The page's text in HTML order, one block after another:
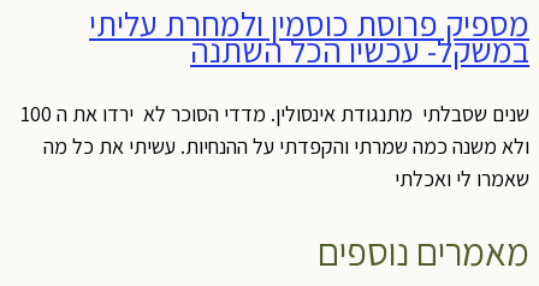
מספיק פרוסת כוסמין ולמחרת עליתי
במשקל- עכשיו הכל השתנה
שנים שסבלתי מתנגודת אינסולין. מדדי הסוכר לא ירדו את ה 100
ולא משנה כמה שמרתי והקפדתי על ההנחיות. עשיתי את כל מה
שאמרו לי ואכלתי
מאמרים נוספים